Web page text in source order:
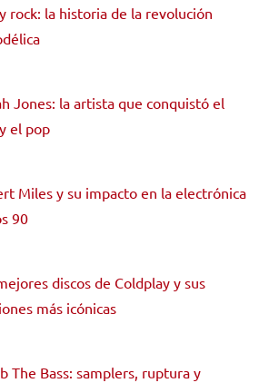
rock: la historia de la revolución
Jones: la artista que conquistó el
el pop
Miles y su impacto en la electrónica
90
discos de Coldplay y sus
más icónicas
The Bass: samplers, ruptura y